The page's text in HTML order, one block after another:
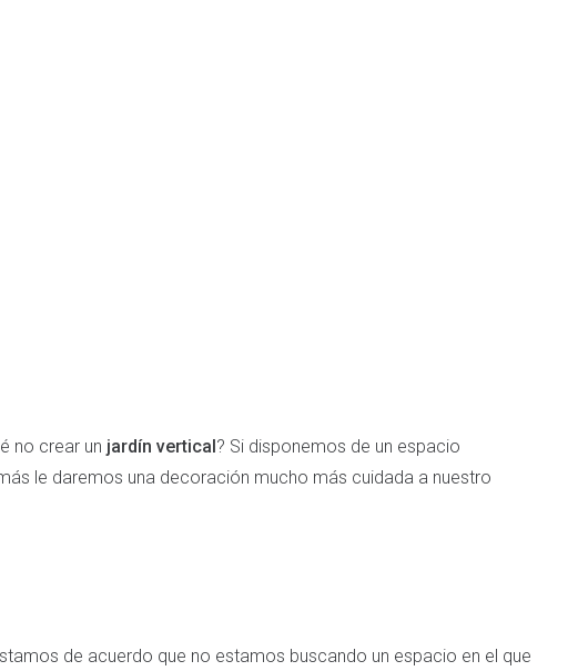
no crear un jardín vertical? Si disponemos de un espacio
le daremos una decoración mucho más cuidada a nuestro
de acuerdo que no estamos buscando un espacio en el que